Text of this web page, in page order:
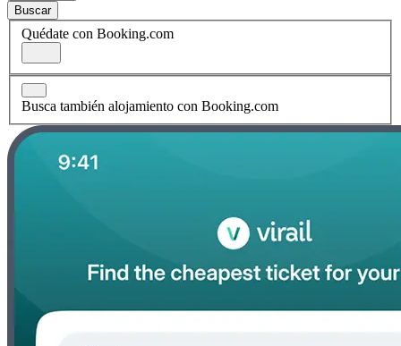
Buscar
Quédate con Booking.com
Busca también alojamiento con Booking.com